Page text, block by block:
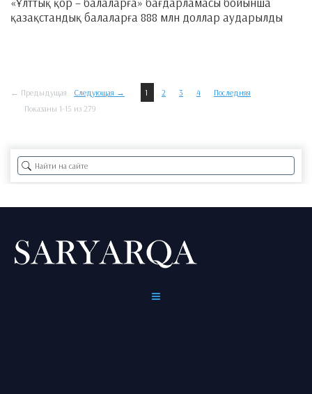
қазақстандық балаларға 888 млн доллар аударылды
← Предыдущая Следующая → 1 2 3 4
Последняя
Показаны 1-15 из 279